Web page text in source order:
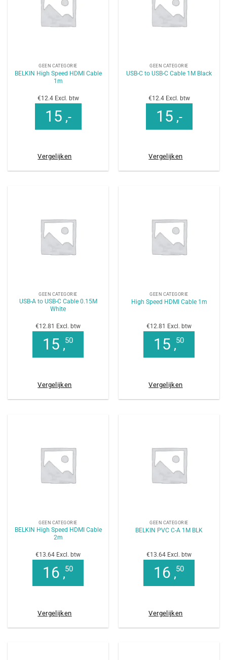
GEEN CATEGORIE
BELKIN High Speed HDMI Cable
1m
€12.4 Excl. btw
15 ,-
Vergelijken
GEEN CATEGORIE
USB-C to USB-C Cable 1M Black
€12.4 Excl. btw
15 ,-
Vergelijken
GEEN CATEGORIE
USB-A to USB-C Cable 0.15M
White
€12.81 Excl. btw
15 ,50
Vergelijken
GEEN CATEGORIE
High Speed HDMI Cable 1m
€12.81 Excl. btw
15 ,50
Vergelijken
GEEN CATEGORIE
BELKIN High Speed HDMI Cable
2m
€13.64 Excl. btw
16 ,50
Vergelijken
GEEN CATEGORIE
BELKIN PVC C-A 1M BLK
€13.64 Excl. btw
16 ,50
Vergelijken